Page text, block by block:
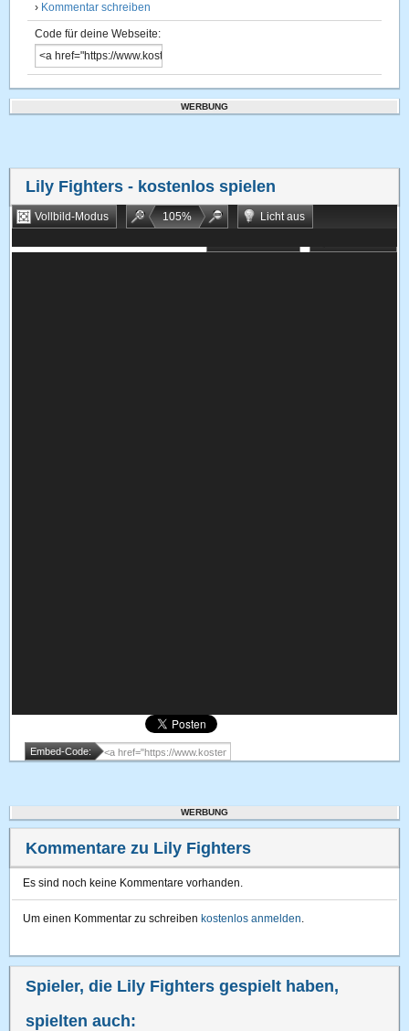
› Kommentar schreiben
Code für deine Webseite:
WERBUNG
Lily Fighters - kostenlos spielen
Vollbild-Modus 105%
Licht aus
Embed-Code:
WERBUNG
Kommentare zu Lily Fighters
Es sind noch keine Kommentare vorhanden.
Um einen Kommentar zu schreiben kostenlos anmelden.
Spieler, die Lily Fighters gespielt haben,
spielten auch: